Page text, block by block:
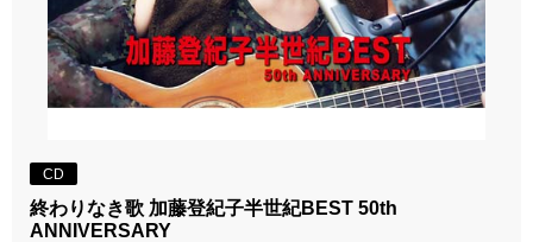
CD
終わりなき歌 加藤登紀子半世紀BEST 50th
ANNIVERSARY